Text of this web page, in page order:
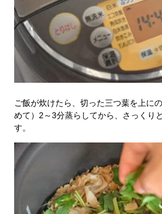
ご飯が炊けたら、切った三つ葉を上に
めて）2～3分蒸らしてから、さっくり
す。